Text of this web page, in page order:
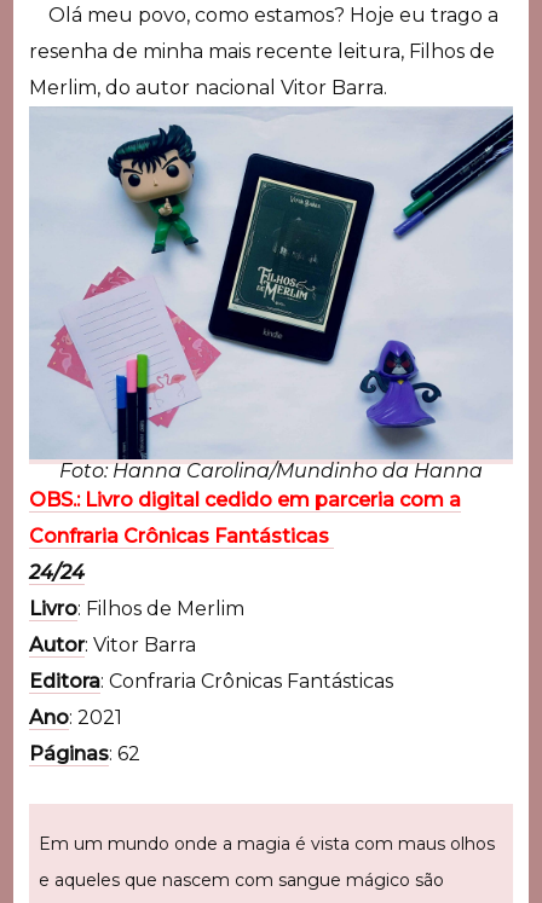
Olá meu povo, como estamos? Hoje eu trago a
resenha de minha mais recente leitura, Filhos de
Merlim, do autor nacional Vitor Barra.
Foto: Hanna Carolina/Mundinho da Hanna
OBS.: Livro digital cedido em parceria com a
Confraria Crônicas Fantásticas
24/24
Livro: Filhos de Merlim
Autor: Vitor Barra
Editora: Confraria Crônicas Fantásticas
Ano: 2021
Páginas: 62
Em um mundo onde a magia é vista com maus olhos
e aqueles que nascem com sangue mágico são